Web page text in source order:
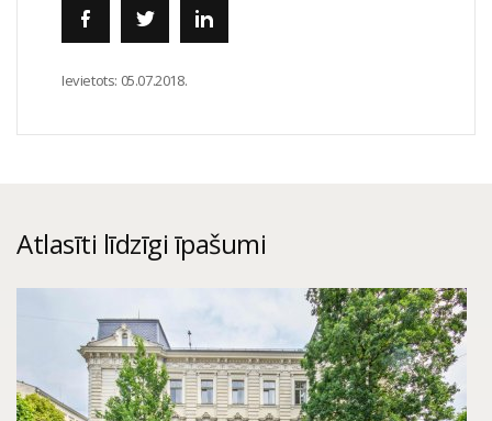
Ievietots: 05.07.2018.
Atlasīti līdzīgi īpašumi